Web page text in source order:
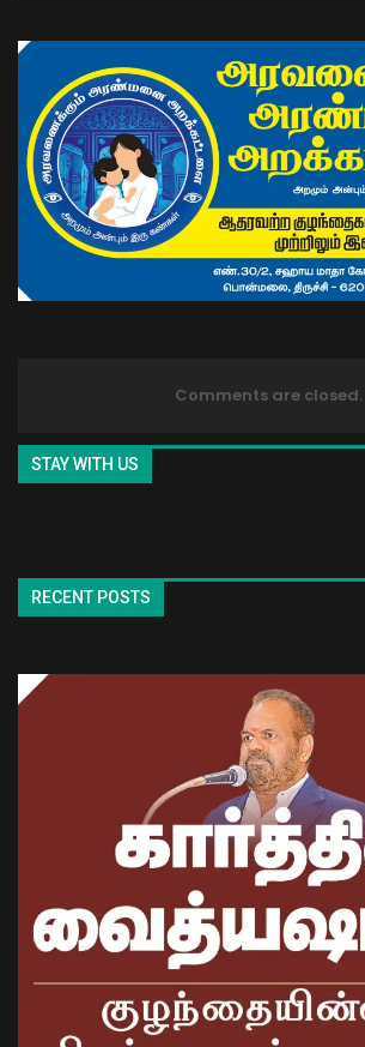
Comments are closed.
STAY WITH US
RECENT POSTS